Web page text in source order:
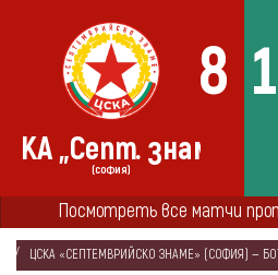
8 1
„Септ. знаме“
(СОФИЯ)
Посмотреть все матчи
ГЛАВНАЯ СЕЗОНЫ
1971/72
«А» РЕСПУБЛИКАНСКАЯ ФУТБОЛЬНАЯ ГРУППА
ЦСКА «СЕПТЕМВРИЙСКО ЗНАМЕ» (СОФИЯ) —